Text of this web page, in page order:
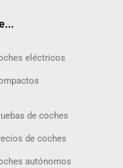
eléctricos
de coches
de coches
autónomos